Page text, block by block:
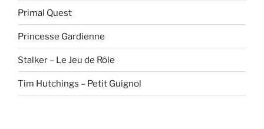
Primal Quest
Princesse Gardienne
Stalker – Le Jeu de Rôle
Tim Hutchings – Petit Guignol